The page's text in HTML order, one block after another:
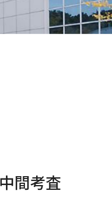
間考査